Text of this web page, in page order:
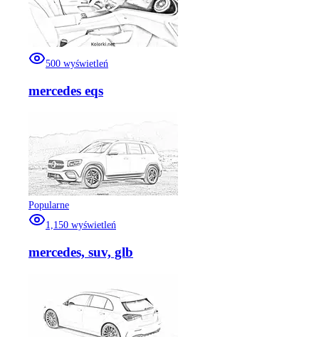
500 wyświetleń
mercedes eqs
Popularne
1,150 wyświetleń
mercedes, suv, glb